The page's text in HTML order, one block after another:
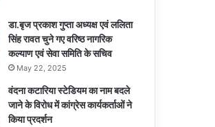
डा.बृज प्रकाश गुप्ता अध्यक्ष एवं ललिता
सिंह रावत चुने गए वरिष्ठ नागरिक
कल्याण एवं सेवा समिति के सचिव
May 22, 2025
वंदना कटारिया स्टेडियम का नाम बदले
जाने के विरोध में कांग्रेस कार्यकर्ताओं ने
किया प्रदर्शन